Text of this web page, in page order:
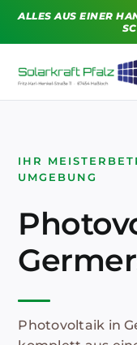
ZumALLES AUS EINER
IHR
UMGEBUNG
Photovoltaik in